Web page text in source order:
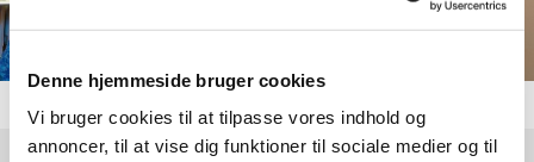
Denne hjemmeside bruger cookies
Vi bruger cookies til at tilpasse vores indhold og
annoncer, til at vise dig funktioner til sociale medier og til